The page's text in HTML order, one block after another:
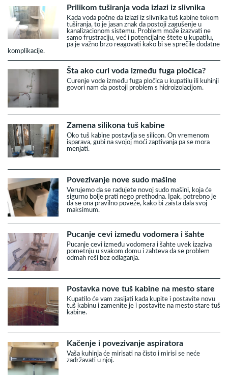
Prilikom tuširanja voda izlazi iz slivnika
Kada voda počne da izlazi iz slivnika tuš kabine tokom
tuširanja, to je jasan znak da postoji zagušenje u
kanalizacionom sistemu. Problem može izazvati ne
samo frustraciju, već i potencijalne štete u kupatilu,
pa je važno brzo reagovati kako bi se sprečile dodatne
komplikacije.
Šta ako curi voda između fuga pločica?
Curenje vode između fuga pločica u kupatilu ili kuhinji
govori nam da postoji problem s hidroizolacijom.
Zamena silikona tuš kabine
Oko tuš kabine postavlja se silicon. On vremenom
isparava, gubi na svojoj moći zaptivanja pa se mora
menjati.
Povezivanje nove sudo mašine
Verujemo da se radujete novoj sudo mašini, koja će
sigurno bolje prati nego prethodna. Ipak, potrebno je
da se ona pravilno poveže, kako bi zaista dala svoj
maksimum.
Pucanje cevi između vodomera i šahte
Pucanje cevi između vodomera i šahte uvek izaziva
pometnju u svakom domu i zahteva da se problem
odmah reši bez odlaganja.
Postavka nove tuš kabine na mesto stare
Kupatilo će vam zasijati kada kupite i postavite novu
tuš kabinu i zamenite je i postavite na mesto stare tuš
kabine.
Kačenje i povezivanje aspiratora
Vaša kuhinja će mirisati na čisto i mirisi se neće
zadržavati u njoj.